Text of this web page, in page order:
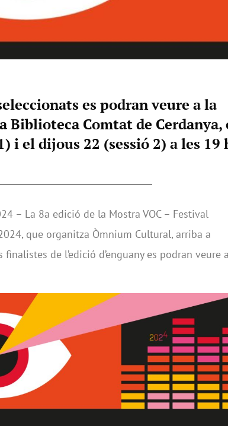
es podran veure a la
Biblioteca Comtat de Cerdanya,
i el dijous 22 (sessió 2) a les 19
– La 8a edició de la Mostra VOC – Festival
que organitza Òmnium Cultural, arriba a
de l’edició d’enguany es podran veure